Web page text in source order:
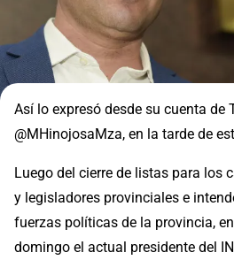
Así lo expresó desde su cuenta de
@MHinojosaMza, en la tarde de
Luego del cierre de listas para los
y legisladores provinciales e
fuerzas políticas de la provincia,
domingo el actual presidente del